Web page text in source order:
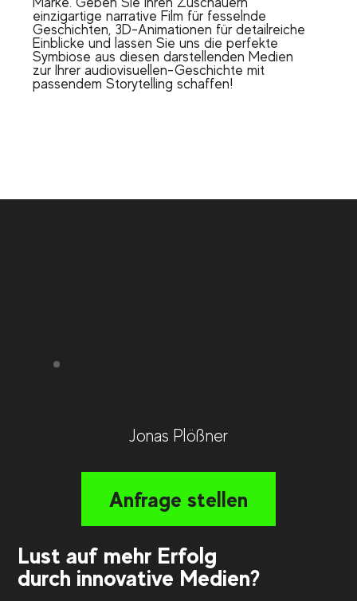
einzigartige narrative Film für fesselnde
Geschichten, 3D-Animationen für detailreiche
Einblicke und lassen Sie uns die perfekte
Symbiose aus diesen darstellenden Medien
zur Ihrer audiovisuellen-Geschichte mit
passendem Storytelling schaffen!
Lust auf mehr Erfolg
durch innovative Medien?
Jonas Plößner
Anfrage stellen